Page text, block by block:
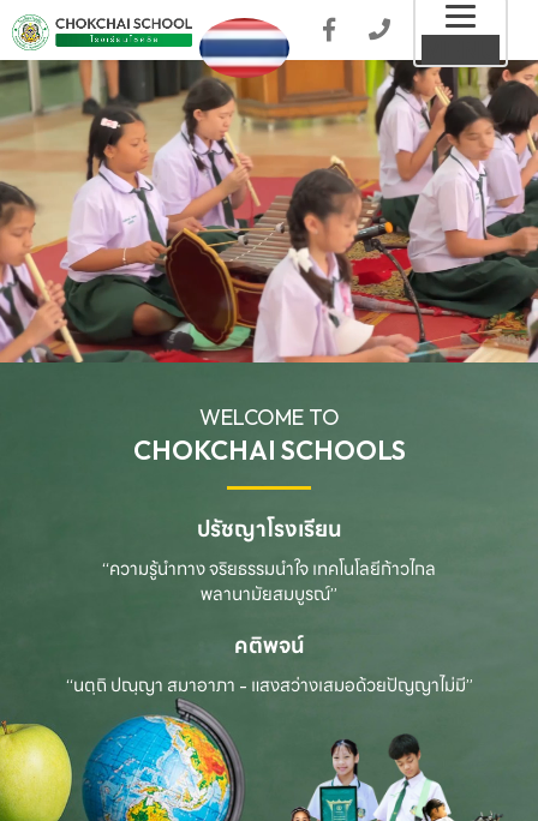
WELCOME TO
CHOKCHAI SCHOOLS
ปรัชญาโรงเรียน
“ความรู้นำทาง จริยธรรมนำใจ เทคโนโลยีก้าวไกล
พลานามัยสมบูรณ์”
คติพจน์
“นตฺถิ ปณฺญา สมาอาภา - แสงสว่างเสมอด้วยปัญญาไม่มี”